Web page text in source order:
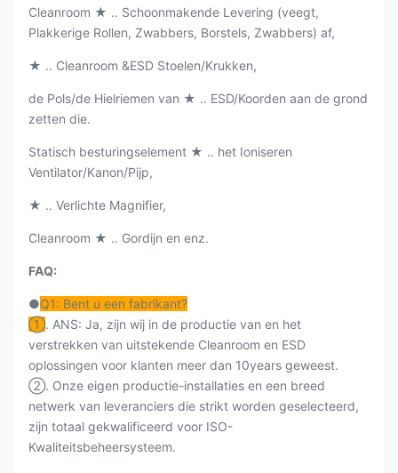
Cleanroom ★ ‥ Schoonmakende Levering (veegt,
Plakkerige Rollen, Zwabbers, Borstels, Zwabbers) af,
★ ‥ Cleanroom &ESD Stoelen/Krukken,
de Pols/de Hielriemen van ★ ‥ ESD/Koorden aan de grond
zetten die.
Statisch besturingselement ★ ‥ het Ioniseren
Ventilator/Kanon/Pijp,
★ ‥ Verlichte Magnifier,
Cleanroom ★ ‥ Gordijn en enz.
FAQ:
●Q1: Bent u een fabrikant?
①. ANS: Ja, zijn wij in de productie van en het
verstrekken van uitstekende Cleanroom en ESD
oplossingen voor klanten meer dan 10years geweest.
②. Onze eigen productie-installaties en een breed
netwerk van leveranciers die strikt worden geselecteerd,
zijn totaal gekwalificeerd voor ISO-
Kwaliteitsbeheersysteem.